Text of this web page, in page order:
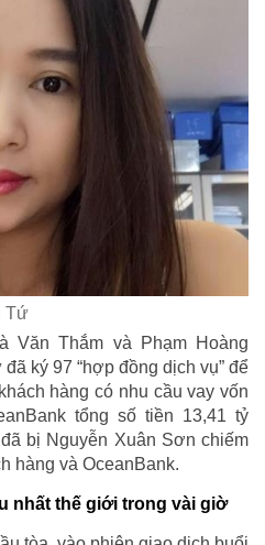
Tứ
Văn Thắm và Phạm Hoàng
ký 97 “hợp đồng dịch vụ” để
hàng có nhu cầu vay vốn
tổng số tiền 13,41 tỷ
bị Nguyễn Xuân Sơn chiếm
hàng và OceanBank.
nhất thế giới trong vài giờ